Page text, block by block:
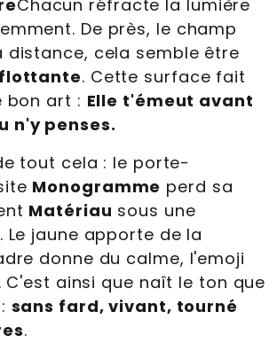
Chacun réfracte la lumière
De près, le champ
distance, cela semble être
. Cette surface fait
bon art : Elle t'émeut avant
n'y penses.
tout cela : le porte-
Monogramme perd sa
Matériau sous une
Le jaune apporte de la
donne du calme, l'emoji
C'est ainsi que naît le ton que
sans fard, vivant, tourné
.